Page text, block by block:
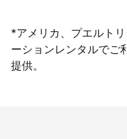
*アメリカ、プエルト
ーションレンタルでご
提供。